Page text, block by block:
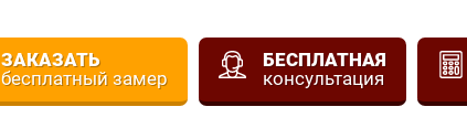
ЗАКАЗАТЬ
бесплатный замер
БЕСПЛАТНАЯ
консультация